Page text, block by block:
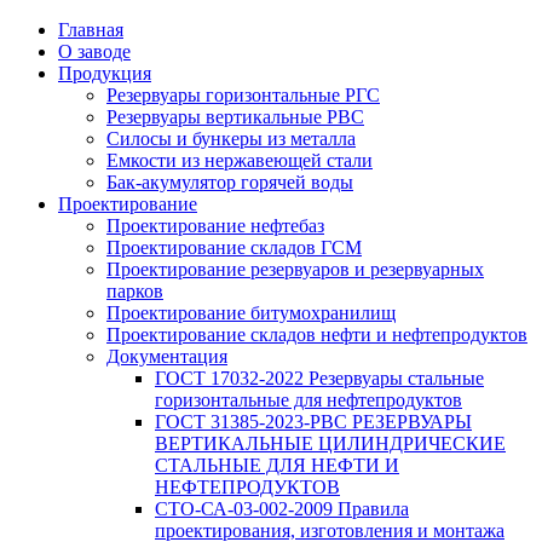
Главная
О заводе
Продукция
Резервуары горизонтальные РГС
Резервуары вертикальные РВС
Силосы и бункеры из металла
Емкости из нержавеющей стали
Бак-акумулятор горячей воды
Проектирование
Проектирование нефтебаз
Проектирование складов ГСМ
Проектирование резервуаров и резервуарных
парков
Проектирование битумохранилищ
Проектирование складов нефти и нефтепродуктов
Документация
ГОСТ 17032-2022 Резервуары стальные
горизонтальные для нефтепродуктов
ГОСТ 31385-2023-РВС РЕЗЕРВУАРЫ
ВЕРТИКАЛЬНЫЕ ЦИЛИНДРИЧЕСКИЕ
СТАЛЬНЫЕ ДЛЯ НЕФТИ И
НЕФТЕПРОДУКТОВ
СТО-СА-03-002-2009 Правила
проектирования, изготовления и монтажа